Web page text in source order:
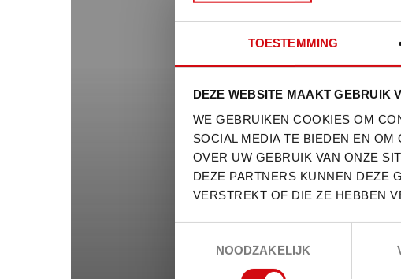
TOESTEMMING
DEZE WEBSITE MAAKT GEBRUIK
WE GEBRUIKEN COOKIES OM
SOCIAL MEDIA TE BIEDEN EN
OVER UW GEBRUIK VAN ONZE
DEZE PARTNERS KUNNEN DEZE
VERSTREKT OF DIE ZE HEBBEN
NOODZAKELIJK